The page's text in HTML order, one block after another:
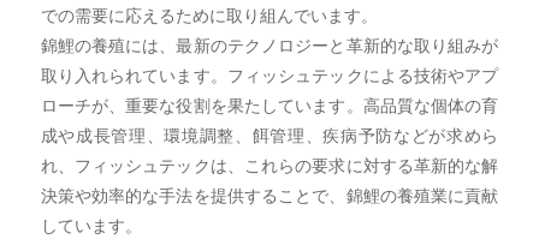
での需要に応えるために取り組んでいます。
錦鯉の養殖には、最新のテクノロジーと革新的な取り組みが
取り入れられています。フィッシュテックによる技術やアプ
ローチが、重要な役割を果たしています。高品質な個体の育
成や成長管理、環境調整、餌管理、疾病予防などが求めら
れ、フィッシュテックは、これらの要求に対する革新的な解
決策や効率的な手法を提供することで、錦鯉の養殖業に貢献
しています。